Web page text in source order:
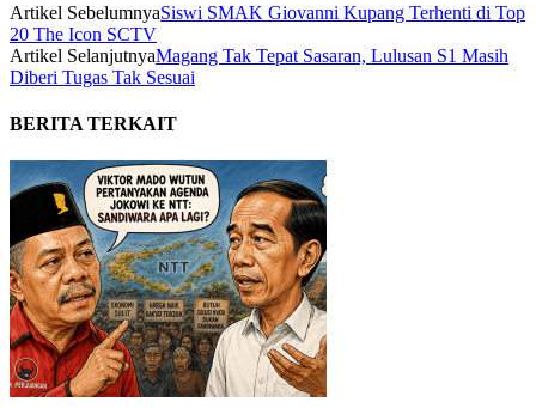
Artikel SebelumnyaSiswi SMAK Giovanni Kupang Terhenti di Top
20 The Icon SCTV
Artikel SelanjutnyaMagang Tak Tepat Sasaran, Lulusan S1 Masih
Diberi Tugas Tak Sesuai
BERITA TERKAIT